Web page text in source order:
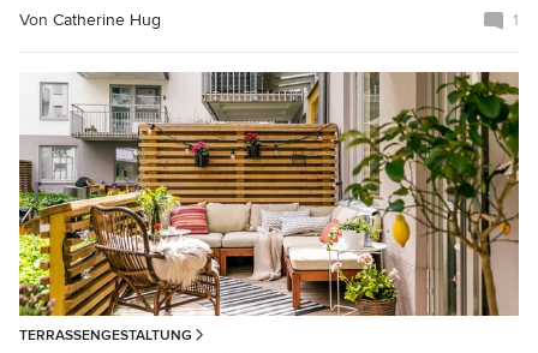
Von Catherine Hug 1
TERRASSENGESTALTUNG